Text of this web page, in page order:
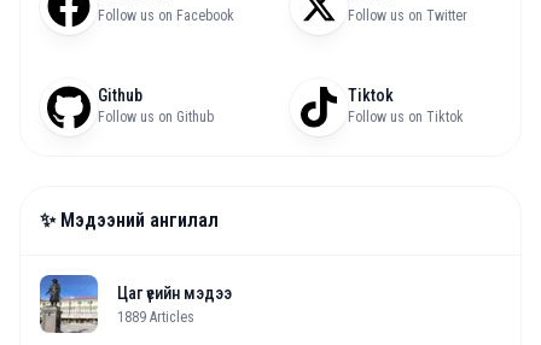
Follow us on Facebook Follow us on Twitter
Github
Follow us on Github
Tiktok
Follow us on Tiktok
✨ Мэдээний ангилал
Цаг үеийн мэдээ
1889 Articles